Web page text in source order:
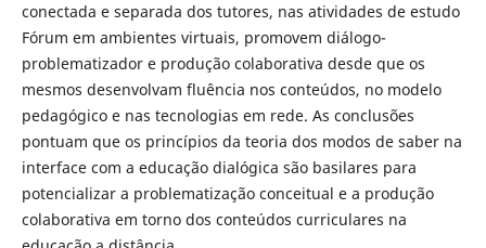
conectada e separada dos tutores, nas atividades de estudo
Fórum em ambientes virtuais, promovem diálogo-
problematizador e produção colaborativa desde que os
mesmos desenvolvam fluência nos conteúdos, no modelo
pedagógico e nas tecnologias em rede. As conclusões
pontuam que os princípios da teoria dos modos de saber na
interface com a educação dialógica são basilares para
potencializar a problematização conceitual e a produção
colaborativa em torno dos conteúdos curriculares na